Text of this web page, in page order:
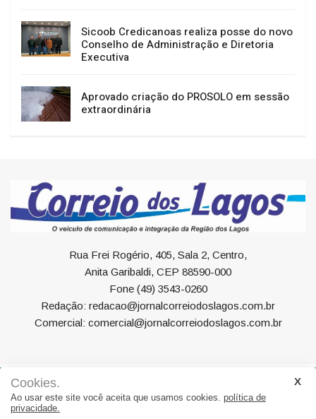
Sicoob Credicanoas realiza posse do novo
Conselho de Administração e Diretoria
Executiva
Aprovado criação do PROSOLO em sessão
extraordinária
Rua Frei Rogério, 405, Sala 2, Centro,
Anita Garibaldi, CEP 88590-000
Fone (49) 3543-0260
Redação: redacao@jornalcorreiodoslagos.com.br
Comercial: comercial@jornalcorreiodoslagos.com.br
Geral Política Economia Saúde
Variedades
Eventos
Cookies.
Ao usar este site você aceita que usamos cookies. política de
privacidade.